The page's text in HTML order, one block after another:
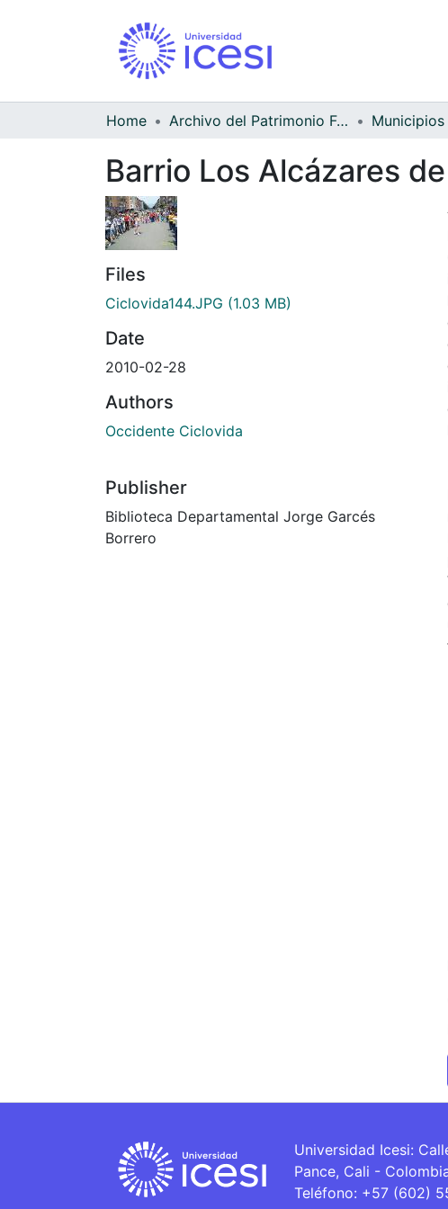
Home Archivo del Patrimonio Fotográfico y Fílmico del Valle del Cauca
Barrio Los Alcázares
Files
Ciclovida144.JPG (1.03 MB)
Date
2010-02-28
Authors
Occidente Ciclovida
Publisher
Biblioteca Departamental Jorge Garcés
Borrero
Universidad Icesi:
Pance, Cali -
Teléfono: +57 (602)